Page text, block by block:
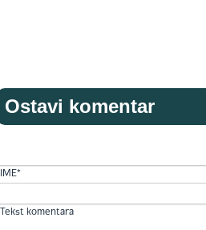
Ostavi komentar